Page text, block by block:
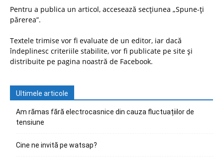
Pentru a publica un articol, accesează secțiunea „Spune-ți
părerea”.
Textele trimise vor fi evaluate de un editor, iar dacă
îndeplinesc criteriile stabilite, vor fi publicate pe site și
distribuite pe pagina noastră de Facebook.
Ultimele articole
Am rămas fără electrocasnice din cauza fluctuațiilor de
tensiune
Cine ne invită pe watsap?